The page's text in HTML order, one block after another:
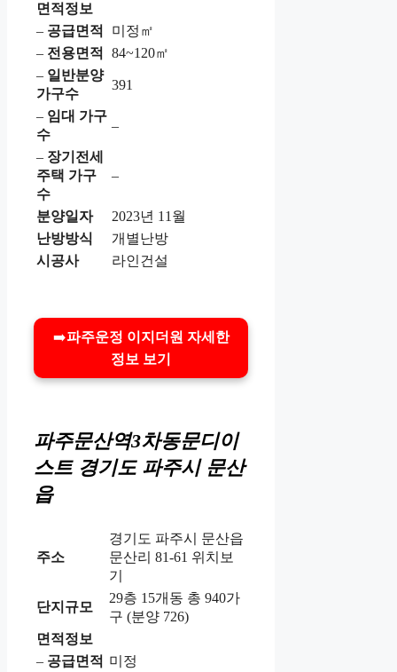
면적정보
– 공급면적
미정㎡
– 전용면적
84~120㎡
– 일반분양
가구수
391
– 임대 가구
수
–
– 장기전세
주택 가구
수
–
분양일자
2023년 11월
난방방식
개별난방
시공사
라인건설
➡️파주운정 이지더원 자세한
정보 보기
파주문산역3차동문디이
스트 경기도 파주시 문산
읍
주소
경기도 파주시 문산읍
문산리 81-61 위치보
기
단지규모
29층 15개동 총 940가
구 (분양 726)
면적정보
– 공급면적 미정